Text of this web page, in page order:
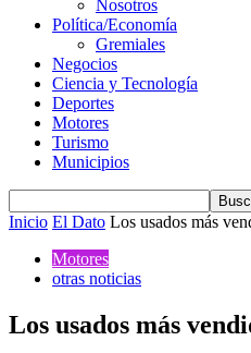
Nosotros
Política/Economía
Gremiales
Negocios
Ciencia y Tecnología
Deportes
Motores
Turismo
Municipios
Inicio El Dato Los usados más
Motores
otras noticias
Los usados más